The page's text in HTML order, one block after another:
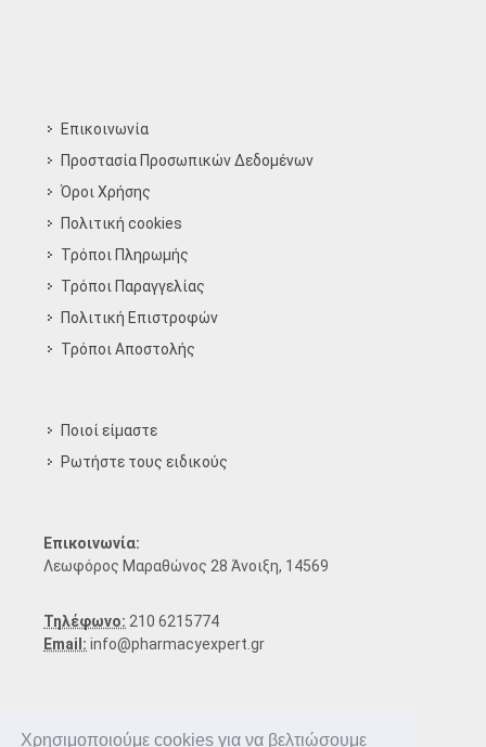
Χρησιμοποιούμε cookies για να βελτιώσουμε
Επικοινωνία
Προστασία Προσωπικών Δεδομένων
Όροι Χρήσης
Πολιτική cookies
Τρόποι Πληρωμής
Τρόποι Παραγγελίας
Πολιτική Επιστροφών
Τρόποι Aποστολής
Ποιοί είμαστε
Ρωτήστε τους ειδικούς
Επικοινωνία:
Λεωφόρος Μαραθώνος 28 Άνοιξη, 14569
Τηλέφωνο: 210 6215774
Email: info@pharmacyexpert.gr